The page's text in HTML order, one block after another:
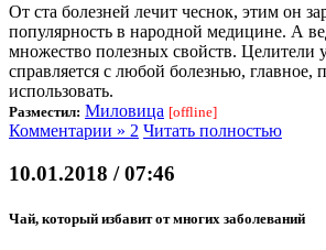
От ста болезней лечит чеснок, этим он
популярность в народной медицине. А
множество полезных свойств. Целители
справляется с любой болезнью, главное,
использовать.
Разместил: Миловица [offline]
Комментарии » 2 Читать полностью
10.01.2018 / 07:46
Чай, который избавит от многих заболеваний